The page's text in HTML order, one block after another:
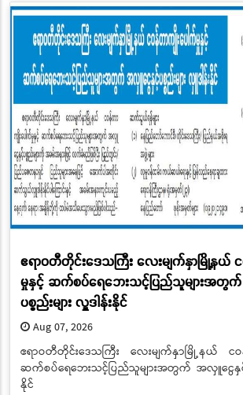
ဧရာဝတီတိုင်းဒေသကြီး လေးမျက်နှာမြို့နယ်
မှုနှင့် ဆက်စပ်ရေဘေးသင့်ပြည်သူများအတွ
ပစ္စည်းများ လှူဒါန်းနိုင်
Aug 07, 2026
ဧရာဝတီတိုင်းဒေသကြီး လေးမျက်နှာမြို့နယ် ငဝ
ဆက်စပ်ရေဘေးသင့်ပြည်သူများအတွက် အလှူငွေနှင့်ပ
နိုင်